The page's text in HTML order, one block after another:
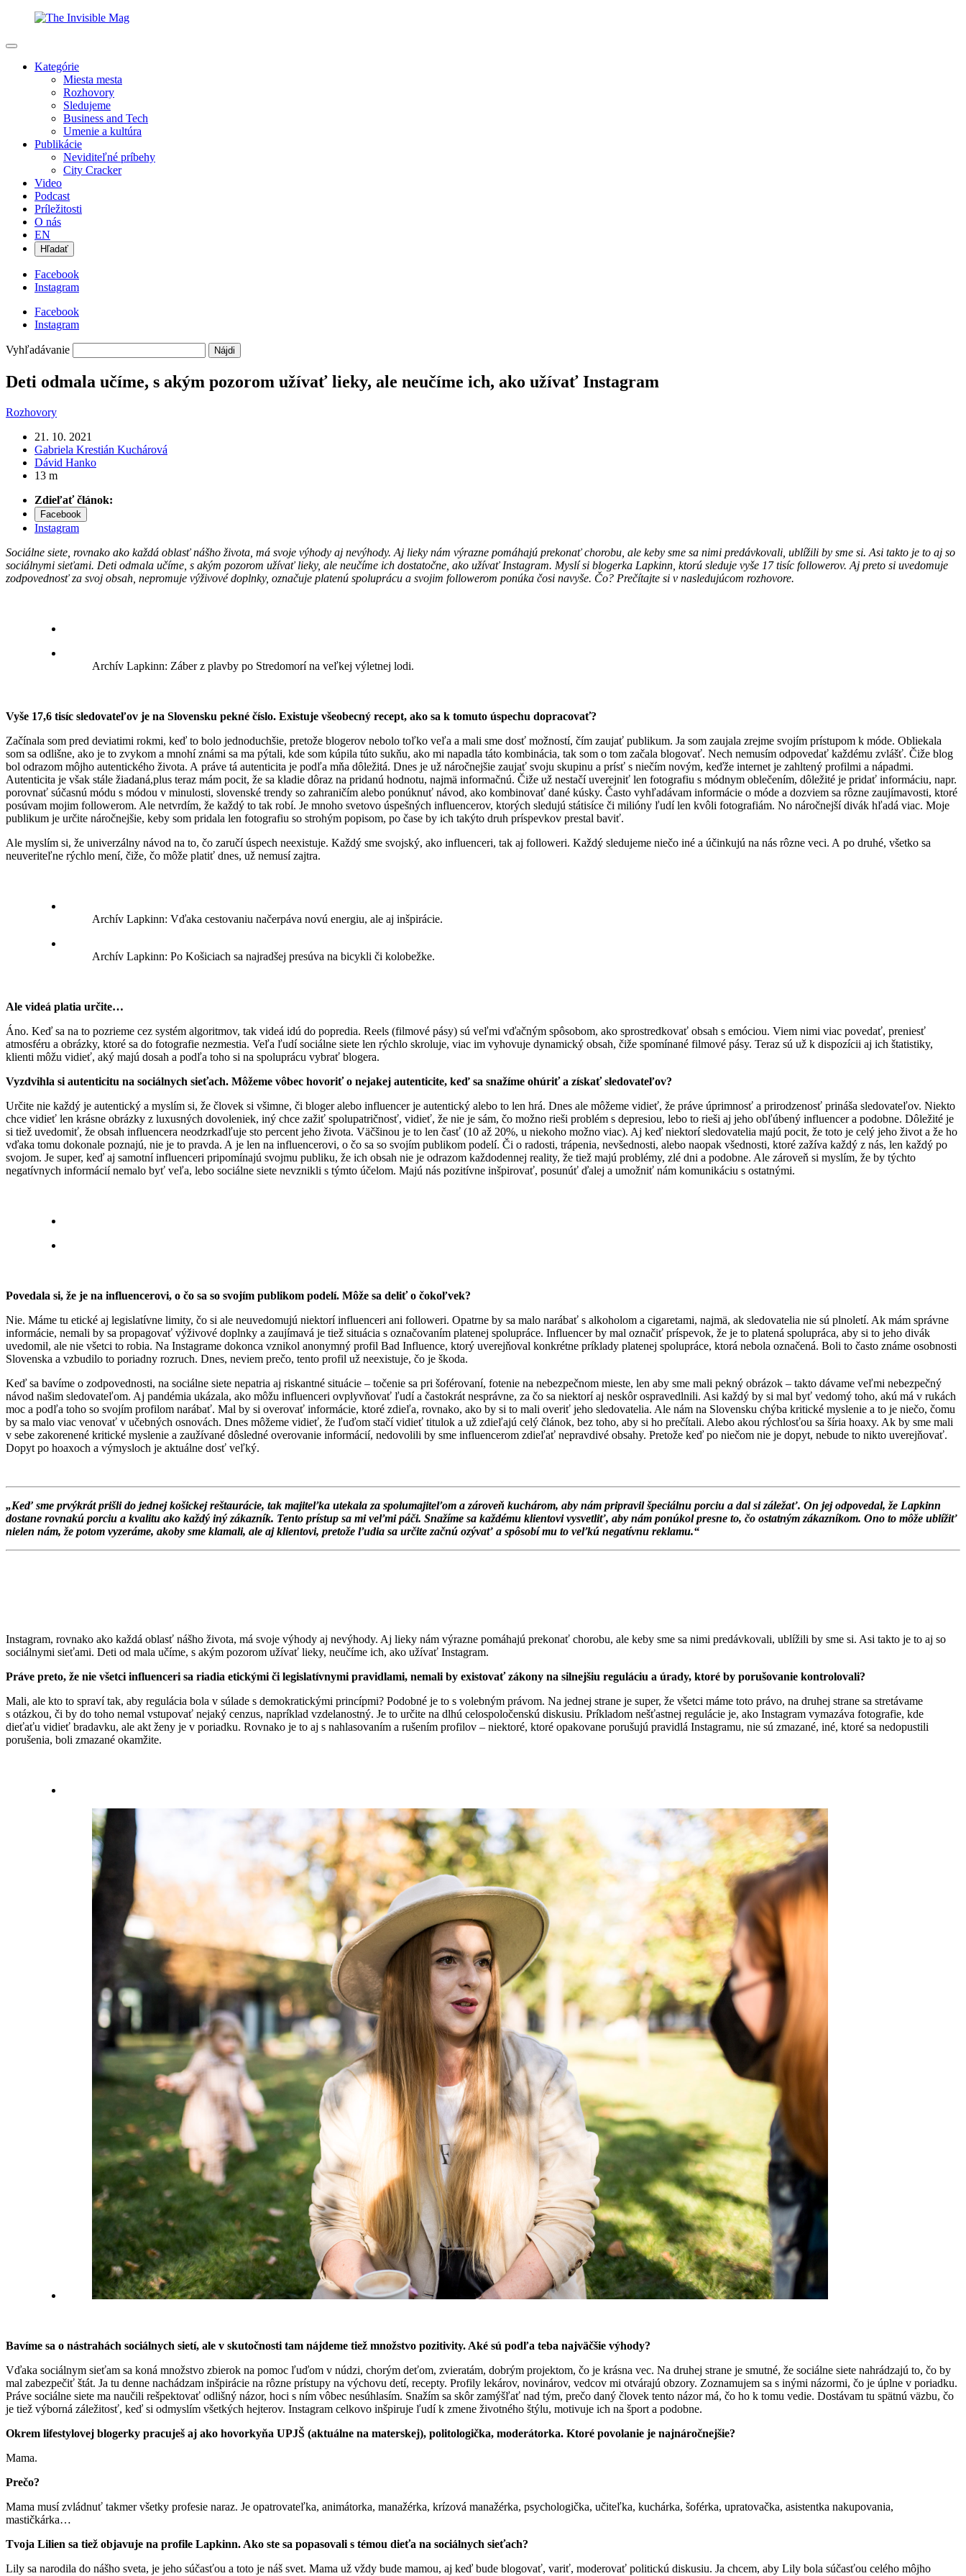
Kategórie
Miesta mesta
Rozhovory
Sledujeme
Business and Tech
Umenie a kultúra
Publikácie
Neviditeľné príbehy
City Cracker
Video
Podcast
Príležitosti
O nás
EN
Hľadať
Facebook
Instagram
Facebook
Instagram
Vyhľadávanie
Deti odmala učíme, s akým pozorom užívať lieky, ale neučíme ich, ako užívať Instagram
Rozhovory
21. 10. 2021
Gabriela Krestián Kuchárová
Dávid Hanko
13 m
Zdieľať článok:
Facebook
Instagram
Sociálne siete, rovnako ako každá oblasť nášho života, má svoje výhody aj nevýhody. Aj lieky nám výrazne pomáhajú prekonať chorobu, ale keby sme sa nimi predávkovali, ublížili by sme si. Asi takto je to aj so
sociálnymi sieťami. Deti odmala učíme, s akým pozorom užívať lieky, ale neučíme ich dostatočne, ako užívať Instagram. Myslí si blogerka Lapkinn, ktorú sleduje vyše 17 tisíc followerov. Aj preto si uvedomuje
zodpovednosť za svoj obsah, nepromuje výživové doplnky, označuje platenú spoluprácu a svojim followerom ponúka čosi navyše. Čo? Prečítajte si v nasledujúcom rozhovore.
Archív Lapkinn: Záber z plavby po Stredomorí na veľkej výletnej lodi.
Vyše 17,6 tisíc sledovateľov je na Slovensku pekné číslo. Existuje všeobecný recept, ako sa k tomuto úspechu dopracovať?
Začínala som pred deviatimi rokmi, keď to bolo jednoduchšie, pretože blogerov nebolo toľko veľa a mali sme dosť možností, čím zaujať publikum. Ja som zaujala zrejme svojím prístupom k móde. Obliekala
som sa odlišne, ako je to zvykom a mnohí známi sa ma pýtali, kde som kúpila túto sukňu, ako mi napadla táto kombinácia, tak som o tom začala blogovať. Nech nemusím odpovedať každému zvlášť. Čiže blog
bol odrazom môjho autentického života. A práve tá autenticita je podľa mňa dôležitá. Dnes je už náročnejšie zaujať svoju skupinu a prísť s niečím novým, keďže internet je zahltený profilmi a nápadmi.
Autenticita je však stále žiadaná,plus teraz mám pocit, že sa kladie dôraz na pridanú hodnotu, najmä informačnú. Čiže už nestačí uverejniť len fotografiu s módnym oblečením, dôležité je pridať informáciu, napr.
porovnať súčasnú módu s módou v minulosti, slovenské trendy so zahraničím alebo ponúknuť návod, ako kombinovať dané kúsky. Často vyhľadávam informácie o móde a dozviem sa rôzne zaujímavosti, ktoré
posúvam mojim followerom. Ale netvrdím, že každý to tak robí. Je mnoho svetovo úspešných influencerov, ktorých sledujú státisíce či milióny ľudí len kvôli fotografiám. No náročnejší divák hľadá viac. Moje
publikum je určite náročnejšie, keby som pridala len fotografiu so strohým popisom, po čase by ich takýto druh príspevkov prestal baviť.
Ale myslím si, že univerzálny návod na to, čo zaručí úspech neexistuje. Každý sme svojský, ako influenceri, tak aj followeri. Každý sledujeme niečo iné a účinkujú na nás rôzne veci. A po druhé, všetko sa
neuveriteľne rýchlo mení, čiže, čo môže platiť dnes, už nemusí zajtra.
Archív Lapkinn: Vďaka cestovaniu načerpáva novú energiu, ale aj inšpirácie.
Archív Lapkinn: Po Košiciach sa najradšej presúva na bicykli či kolobežke.
Ale videá platia určite…
Áno. Keď sa na to pozrieme cez systém algoritmov, tak videá idú do popredia. Reels (filmové pásy) sú veľmi vďačným spôsobom, ako sprostredkovať obsah s emóciou. Viem nimi viac povedať, preniesť
atmosféru a obrázky, ktoré sa do fotografie nezmestia. Veľa ľudí sociálne siete len rýchlo skroluje, viac im vyhovuje dynamický obsah, čiže spomínané filmové pásy. Teraz sú už k dispozícii aj ich štatistiky,
klienti môžu vidieť, aký majú dosah a podľa toho si na spoluprácu vybrať blogera.
Vyzdvihla si autenticitu na sociálnych sieťach. Môžeme vôbec hovoriť o nejakej autenticite, keď sa snažíme ohúriť a získať sledovateľov?
Určite nie každý je autentický a myslím si, že človek si všimne, či bloger alebo influencer je autentický alebo to len hrá. Dnes ale môžeme vidieť, že práve úprimnosť a prirodzenosť prináša sledovateľov. Niekto
chce vidieť len krásne obrázky z luxusných dovoleniek, iný chce zažiť spolupatričnosť, vidieť, že nie je sám, čo možno rieši problém s depresiou, lebo to rieši aj jeho obľúbený influencer a podobne. Dôležité je
si tiež uvedomiť, že obsah influencera neodzrkadľuje sto percent jeho života. Väčšinou je to len časť (10 až 20%, u niekoho možno viac). Aj keď niektorí sledovatelia majú pocit, že toto je celý jeho život a že ho
vďaka tomu dokonale poznajú, nie je to pravda. A je len na influencerovi, o čo sa so svojím publikom podelí. Či o radosti, trápenia, nevšednosti, alebo naopak všednosti, ktoré zažíva každý z nás, len každý po
svojom. Je super, keď aj samotní influenceri pripomínajú svojmu publiku, že ich obsah nie je odrazom každodennej reality, že tiež majú problémy, zlé dni a podobne. Ale zároveň si myslím, že by týchto
negatívnych informácií nemalo byť veľa, lebo sociálne siete nevznikli s týmto účelom. Majú nás pozitívne inšpirovať, posunúť ďalej a umožniť nám komunikáciu s ostatnými.
Povedala si, že je na influencerovi, o čo sa so svojím publikom podelí. Môže sa deliť o čokoľvek?
Nie. Máme tu etické aj legislatívne limity, čo si ale neuvedomujú niektorí influenceri ani followeri. Opatrne by sa malo narábať s alkoholom a cigaretami, najmä, ak sledovatelia nie sú plnoletí. Ak mám správne
informácie, nemali by sa propagovať výživové doplnky a zaujímavá je tiež situácia s označovaním platenej spolupráce. Influencer by mal označiť príspevok, že je to platená spolupráca, aby si to jeho divák
uvedomil, ale nie všetci to robia. Na Instagrame dokonca vznikol anonymný profil Bad Influence, ktorý uverejňoval konkrétne príklady platenej spolupráce, ktorá nebola označená. Boli to často známe osobnosti
Slovenska a vzbudilo to poriadny rozruch. Dnes, neviem prečo, tento profil už neexistuje, čo je škoda.
Keď sa bavíme o zodpovednosti, na sociálne siete nepatria aj riskantné situácie – točenie sa pri šoférovaní, fotenie na nebezpečnom mieste, len aby sme mali pekný obrázok – takto dávame veľmi nebezpečný
návod našim sledovateľom. Aj pandémia ukázala, ako môžu influenceri ovplyvňovať ľudí a častokrát nesprávne, za čo sa niektorí aj neskôr ospravedlnili. Asi každý by si mal byť vedomý toho, akú má v rukách
moc a podľa toho so svojím profilom narábať. Mal by si overovať informácie, ktoré zdieľa, rovnako, ako by si to mali overiť jeho sledovatelia. Ale nám na Slovensku chýba kritické myslenie a to je niečo, čomu
by sa malo viac venovať v učebných osnovách. Dnes môžeme vidieť, že ľuďom stačí vidieť titulok a už zdieľajú celý článok, bez toho, aby si ho prečítali. Alebo akou rýchlosťou sa šíria hoaxy. Ak by sme mali
v sebe zakorenené kritické myslenie a zaužívané dôsledné overovanie informácií, nedovolili by sme influencerom zdieľať nepravdivé obsahy. Pretože keď po niečom nie je dopyt, nebude to nikto uverejňovať.
Dopyt po hoaxoch a výmysloch je aktuálne dosť veľký.
„Keď sme prvýkrát prišli do jednej košickej reštaurácie, tak majiteľka utekala za spolumajiteľom a zároveň kuchárom, aby nám pripravil špeciálnu porciu a dal si záležať. On jej odpovedal, že Lapkinn
dostane rovnakú porciu a kvalitu ako každý iný zákazník. Tento prístup sa mi veľmi páči. Snažíme sa každému klientovi vysvetliť, aby nám ponúkol presne to, čo ostatným zákazníkom. Ono to môže ublížiť
nielen nám, že potom vyzeráme, akoby sme klamali, ale aj klientovi, pretože ľudia sa určite začnú ozývať a spôsobí mu to veľkú negatívnu reklamu.“
Instagram, rovnako ako každá oblasť nášho života, má svoje výhody aj nevýhody. Aj lieky nám výrazne pomáhajú prekonať chorobu, ale keby sme sa nimi predávkovali, ublížili by sme si. Asi takto je to aj so
sociálnymi sieťami. Deti od mala učíme, s akým pozorom užívať lieky, neučíme ich, ako užívať Instagram.
Práve preto, že nie všetci influenceri sa riadia etickými či legislatívnymi pravidlami, nemali by existovať zákony na silnejšiu reguláciu a úrady, ktoré by porušovanie kontrolovali?
Mali, ale kto to spraví tak, aby regulácia bola v súlade s demokratickými princípmi? Podobné je to s volebným právom. Na jednej strane je super, že všetci máme toto právo, na druhej strane sa stretávame
s otázkou, či by do toho nemal vstupovať nejaký cenzus, napríklad vzdelanostný. Je to určite na dlhú celospoločenskú diskusiu. Príkladom nešťastnej regulácie je, ako Instagram vymazáva fotografie, kde
dieťaťu vidieť bradavku, ale akt ženy je v poriadku. Rovnako je to aj s nahlasovaním a rušením profilov – niektoré, ktoré opakovane porušujú pravidlá Instagramu, nie sú zmazané, iné, ktoré sa nedopustili
porušenia, boli zmazané okamžite.
Bavíme sa o nástrahách sociálnych sietí, ale v skutočnosti tam nájdeme tiež množstvo pozitivity. Aké sú podľa teba najväčšie výhody?
Vďaka sociálnym sieťam sa koná množstvo zbierok na pomoc ľuďom v núdzi, chorým deťom, zvieratám, dobrým projektom, čo je krásna vec. Na druhej strane je smutné, že sociálne siete nahrádzajú to, čo by
mal zabezpečiť štát. Ja tu denne nachádzam inšpirácie na rôzne prístupy na výchovu detí, recepty. Profily lekárov, novinárov, vedcov mi otvárajú obzory. Zoznamujem sa s inými názormi, čo je úplne v poriadku.
Práve sociálne siete ma naučili rešpektovať odlišný názor, hoci s ním vôbec nesúhlasím. Snažím sa skôr zamýšľať nad tým, prečo daný človek tento názor má, čo ho k tomu vedie. Dostávam tu spätnú väzbu, čo
je tiež výborná záležitosť, keď si odmyslím všetkých hejterov. Instagram celkovo inšpiruje ľudí k zmene životného štýlu, motivuje ich na šport a podobne.
Okrem lifestylovej blogerky pracuješ aj ako hovorkyňa UPJŠ (aktuálne na materskej), politologička, moderátorka. Ktoré povolanie je najnáročnejšie?
Mama.
Prečo?
Mama musí zvládnuť takmer všetky profesie naraz. Je opatrovateľka, animátorka, manažérka, krízová manažérka, psychologička, učiteľka, kuchárka, šoférka, upratovačka, asistentka nakupovania,
mastičkárka…
Tvoja Lilien sa tiež objavuje na profile Lapkinn. Ako ste sa popasovali s témou dieťa na sociálnych sieťach?
Lily sa narodila do nášho sveta, je jeho súčasťou a toto je náš svet. Mama už vždy bude mamou, aj keď bude blogovať, variť, moderovať politickú diskusiu. Ja chcem, aby Lily bola súčasťou celého môjho